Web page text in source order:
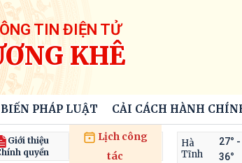
TIN ĐIỆN TỬ
KHÊ
BIẾN PHÁP LUẬT CẢI CÁCH HÀNH
Giới thiệu
quyền
Lịch công
tác
Hà
Tĩnh
27° -
36°